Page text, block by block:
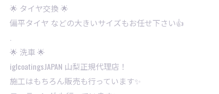
🌟 タイヤ交換 🌟
偏平タイヤ などの大きいサイズもお任せ下さい👍
.
🌟 洗車 🌟
iglcoatingsJAPAN 山梨正規代理店！
施工はもちろん販売も行っています✨